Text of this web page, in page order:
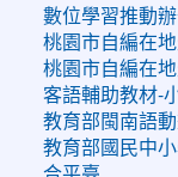
數位學習推動
桃園市自編在
桃園市自編在
客語輔助教材-
教育部閩南語
教育部國民中